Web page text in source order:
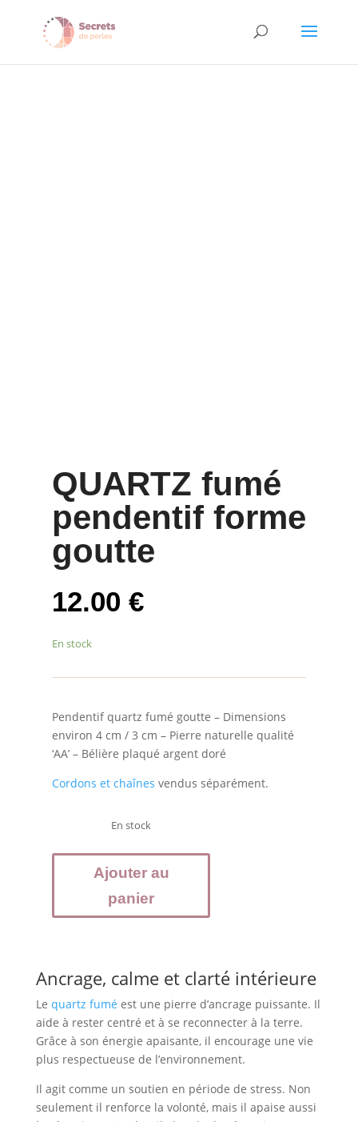
QUARTZ fumé
pendentif forme
goutte
12.00 €
En stock
Pendentif quartz fumé goutte – Dimensions
environ 4 cm / 3 cm – Pierre naturelle qualité
‘AA’ – Bélière plaqué argent doré
Cordons et chaînes vendus séparément.
En stock
quantité
de
QUARTZ
Ajouter au
panier
Ancrage, calme et clarté intérieure
Le quartz fumé est une pierre d’ancrage puissante. Il
aide à rester centré et à se reconnecter à la terre.
Grâce à son énergie apaisante, il encourage une vie
plus respectueuse de l’environnement.
Il agit comme un soutien en période de stress. Non
seulement il renforce la volonté, mais il apaise aussi